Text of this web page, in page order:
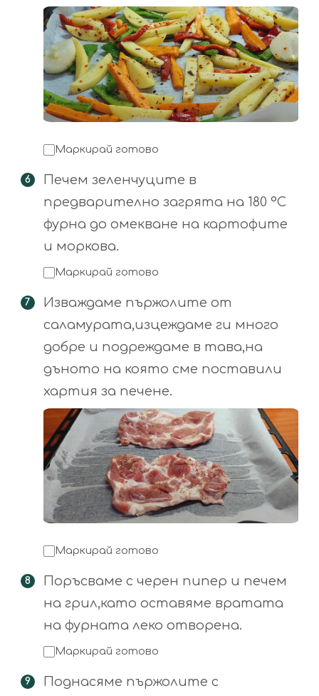
Маркирай готово
Печем зеленчуците в
предварително загрята на 180 °С
фурна до омекване на картофите
и моркова.
Маркирай готово
Изваждаме пържолите от
саламурата,изцеждаме ги много
добре и подреждаме в тава,на
дъното на която сме поставили
хартия за печене.
Маркирай готово
Поръсваме с черен пипер и печем
на грил,като оставяме вратата
на фурната леко отворена.
Маркирай готово
Поднасяме пържолите с